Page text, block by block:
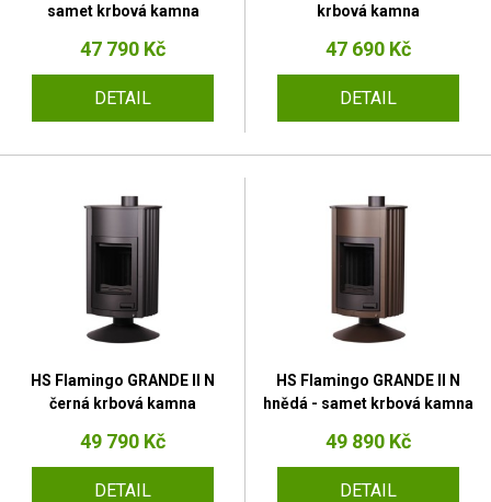
samet krbová kamna
47 790 Kč
DETAIL
krbová kamna
47 690 Kč
DETAIL
HS Flamingo GRANDE II N
černá krbová kamna
49 790 Kč
DETAIL
HS Flamingo GRANDE II N
hnědá - samet krbová kamna
49 890 Kč
DETAIL